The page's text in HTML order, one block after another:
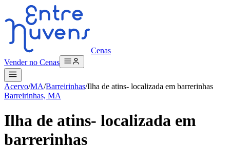
Cenas
Vender no Cenas
Acervo/MA/Barreirinhas/Ilha de atins- localizada em barrerinhas
Barreirinhas, MA
Ilha de atins- localizada em
barrerinhas